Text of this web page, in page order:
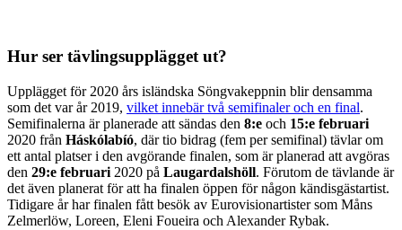
Hur ser tävlingsupplägget ut?
Upplägget för 2020 års isländska Söngvakeppnin blir densamma
som det var år 2019, vilket innebär två semifinaler och en final.
Semifinalerna är planerade att sändas den 8:e och 15:e februari
2020 från Háskólabíó, där tio bidrag (fem per semifinal) tävlar om
ett antal platser i den avgörande finalen, som är planerad att avgöras
den 29:e februari 2020 på Laugardalshöll. Förutom de tävlande är
det även planerat för att ha finalen öppen för någon kändisgästartist.
Tidigare år har finalen fått besök av Eurovisionartister som Måns
Zelmerlöw, Loreen, Eleni Foueira och Alexander Rybak.